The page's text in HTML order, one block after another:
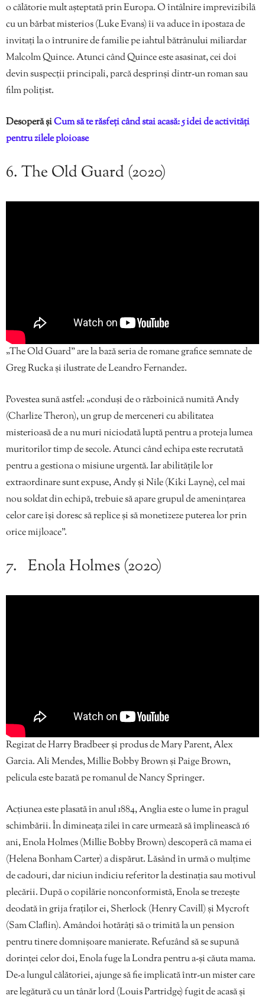
o călătorie mult așteptată prin Europa. O întâlnire imprevizibilă
cu un bărbat misterios (Luke Evans) îi va aduce în ipostaza de
invitați la o întrunire de familie pe iahtul bătrânului miliardar
Malcolm Quince. Atunci când Quince este asasinat, cei doi
devin suspecții principali, parcă desprinși dintr-un roman sau
film polițist.
Desoperă șiCum să te răsfeți când stai acasă: 5 idei de activități
pentru zilele ploioase
6. The Old Guard (2020)
„The Old Guard” are la bază seria de romane grafice semnate de
Greg Rucka și ilustrate de Leandro Fernandez.
Povestea sună astfel: „conduși de o războinică numită Andy
(Charlize Theron), un grup de merceneri cu abilitatea
misterioasă de a nu muri niciodată luptă pentru a proteja lumea
muritorilor timp de secole. Atunci când echipa este recrutată
pentru a gestiona o misiune urgentă. Iar abilitățile lor
extraordinare sunt expuse, Andy și Nile (Kiki Layne), cel mai
nou soldat din echipă, trebuie să apare grupul de amenințarea
celor care își doresc să replice și să monetizeze puterea lor prin
orice mijloace”.
7. Enola Holmes (2020)
Regizat de Harry Bradbeer și produs de Mary Parent, Alex
Garcia. Ali Mendes, Millie Bobby Brown și Paige Brown,
pelicula este bazată pe romanul de Nancy Springer.
Acțiunea este plasată în anul 1884, Anglia este o lume în pragul
schimbării. În dimineața zilei în care urmează să împlinească 16
ani, Enola Holmes (Millie Bobby Brown) descoperă că mama ei
(Helena Bonham Carter) a dispărut. Lăsând în urmă o mulțime
de cadouri, dar niciun indiciu referitor la destinația sau motivul
plecării. După o copilărie nonconformistă, Enola se trezește
deodată în grija fraților ei, Sherlock (Henry Cavill) și Mycroft
(Sam Claflin). Amândoi hotărâți să o trimită la un pension
pentru tinere domnișoare manierate. Refuzând să se supună
dorinței celor doi, Enola fuge la Londra pentru a-și căuta mama.
De-a lungul călătoriei, ajunge să fie implicată într-un mister care
are legătură cu un tânăr lord (Louis Partridge) fugit de acasă și